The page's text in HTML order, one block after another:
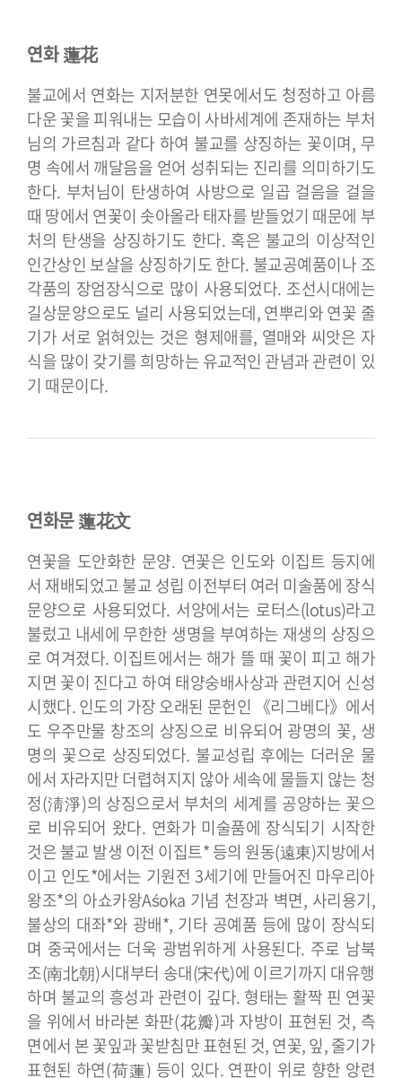
연화 蓮花
불교에서 연화는 지저분한 연못에서도 청정하고 아름
다운 꽃을 피워내는 모습이 사바세계에 존재하는 부처
님의 가르침과 같다 하여 불교를 상징하는 꽃이며, 무
명 속에서 깨달음을 얻어 성취되는 진리를 의미하기도
한다. 부처님이 탄생하여 사방으로 일곱 걸음을 걸을
때 땅에서 연꽃이 솟아올라 태자를 받들었기 때문에 부
처의 탄생을 상징하기도 한다. 혹은 불교의 이상적인
인간상인 보살을 상징하기도 한다. 불교공예품이나 조
각품의 장엄장식으로 많이 사용되었다. 조선시대에는
길상문양으로도 널리 사용되었는데, 연뿌리와 연꽃 줄
기가 서로 얽혀있는 것은 형제애를, 열매와 씨앗은 자
식을 많이 갖기를 희망하는 유교적인 관념과 관련이 있
기 때문이다.
연화문 蓮花文
연꽃을 도안화한 문양. 연꽃은 인도와 이집트 등지에
서 재배되었고 불교 성립 이전부터 여러 미술품에 장식
문양으로 사용되었다. 서양에서는 로터스(lotus)라고
불렀고 내세에 무한한 생명을 부여하는 재생의 상징으
로 여겨졌다. 이집트에서는 해가 뜰 때 꽃이 피고 해가
지면 꽃이 진다고 하여 태양숭배사상과 관련지어 신성
시했다. 인도의 가장 오래된 문헌인 《리그베다》에서
도 우주만물 창조의 상징으로 비유되어 광명의 꽃, 생
명의 꽃으로 상징되었다. 불교성립 후에는 더러운 물
에서 자라지만 더렵혀지지 않아 세속에 물들지 않는 청
정(淸淨)의 상징으로서 부처의 세계를 공양하는 꽃으
로 비유되어 왔다. 연화가 미술품에 장식되기 시작한
것은 불교 발생 이전 이집트* 등의 원동(遠東)지방에서
이고 인도*에서는 기원전 3세기에 만들어진 마우리아
왕조*의 아쇼카왕Aśoka 기념 천장과 벽면, 사리용기,
불상의 대좌*와 광배*, 기타 공예품 등에 많이 장식되
며 중국에서는 더욱 광범위하게 사용된다. 주로 남북
조(南北朝)시대부터 송대(宋代)에 이르기까지 대유행
하며 불교의 흥성과 관련이 깊다. 형태는 활짝 핀 연꽃
을 위에서 바라본 화판(花瓣)과 자방이 표현된 것, 측
면에서 본 꽃잎과 꽃받침만 표현된 것, 연꽃, 잎, 줄기가
표현된 하연(荷蓮) 등이 있다. 연판이 위로 향한 앙련